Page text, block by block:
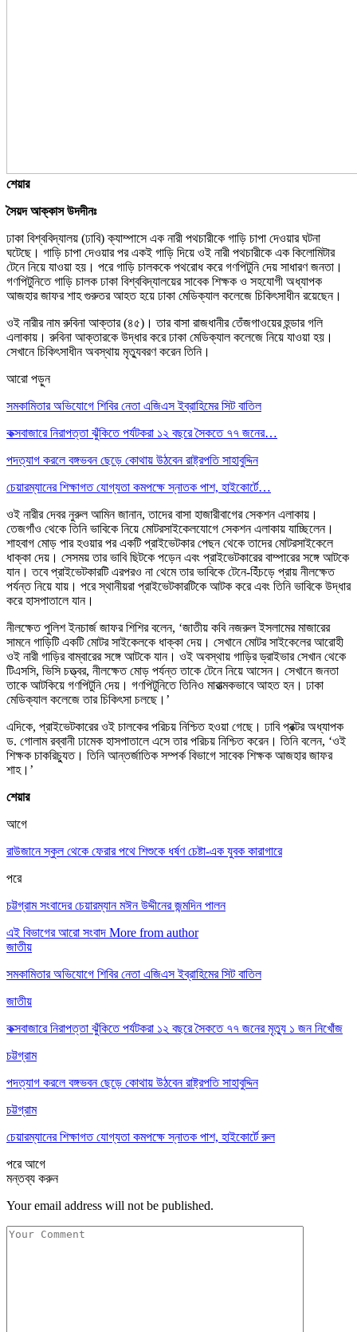
শেয়ার
সৈয়দ আক্কাস উদদীনঃ
ঢাকা বিশ্ববিদ্যালয় (ঢাবি) ক্যাম্পাসে এক নারী পথচারীকে গাড়ি চাপা দেওয়ার ঘটনা
ঘটেছে। গাড়ি চাপা দেওয়ার পর একই গাড়ি দিয়ে ওই নারী পথচারীকে এক কিলোমিটার
টেনে নিয়ে যাওয়া হয়। পরে গাড়ি চালককে পথরোধ করে গণপিটুনি দেয় সাধারণ জনতা।
গণপিটুনিতে গাড়ি চালক ঢাকা বিশ্ববিদ্যালয়ের সাবেক শিক্ষক ও সহযোগী অধ্যাপক
আজহার জাফর শাহ গুরুতর আহত হয়ে ঢাকা মেডিক্যাল কলেজে চিকিৎসাধীন রয়েছেন।
ওই নারীর নাম রুবিনা আক্তার (৪৫)। তার বাসা রাজধানীর তেঁজগাওয়ের হুন্ডার গলি
এলাকায়। রুবিনা আক্তারকে উদ্ধার করে ঢাকা মেডিক্যাল কলেজে নিয়ে যাওয়া হয়।
সেখানে চিকিৎসাধীন অবস্থায় মৃত্যুবরণ করেন তিনি।
আরো পড়ুন
সমকামিতার অভিযোগে শিবির নেতা এজিএস ইব্রাহিমের সিট বাতিল
কক্সবাজারে নিরাপত্তা ঝুঁকিতে পর্যটকরা ১২ বছরে সৈকতে ৭৭ জনের…
পদত্যাগ করলে বঙ্গভবন ছেড়ে কোথায় উঠবেন রাষ্ট্রপতি সাহাবুদ্দিন
চেয়ারম্যানের শিক্ষাগত যোগ্যতা কমপক্ষে স্নাতক পাশ, হাইকোর্টে…
ওই নারীর দেবর নুরুল আমিন জানান, তাদের বাসা হাজারীবাগের সেকশন এলাকায়।
তেজগাঁও থেকে তিনি ভাবিকে নিয়ে মোটরসাইকেলযোগে সেকশন এলাকায় যাচ্ছিলেন।
শাহবাগ মোড় পার হওয়ার পর একটি প্রাইভেটকার পেছন থেকে তাদের মোটরসাইকেলে
ধাক্কা দেয়। সেসময় তার ভাবি ছিটকে পড়েন এবং প্রাইভেটকারের বাম্পারের সঙ্গে আটকে
যান। তবে প্রাইভেটকারটি এরপরও না থেমে তার ভাবিকে টেনে-হিঁচড়ে প্রায় নীলক্ষেত
পর্যন্ত নিয়ে যায়। পরে স্থানীয়রা প্রাইভেটকারটিকে আটক করে এবং তিনি ভাবিকে উদ্ধার
করে হাসপাতালে যান।
নীলক্ষেত পুলিশ ইনচার্জ জাফর শিশির বলেন, ‘জাতীয় কবি নজরুল ইসলামের মাজারের
সামনে গাড়িটি একটি মোটর সাইকেলকে ধাক্কা দেয়। সেখানে মোটর সাইকেলের আরোহী
ওই নারী গাড়ির বাম্বারের সঙ্গে আটকে যান। ওই অবস্থায় গাড়ির ড্রাইভার সেখান থেকে
টিএসসি, ভিসি চত্ত্বর, নীলক্ষেত মোড় পর্যন্ত তাকে টেনে নিয়ে আসেন। সেখানে জনতা
তাকে আটকিয়ে গণপিটুনি দেয়। গণপিটুনিতে তিনিও মারাত্মকভাবে আহত হন। ঢাকা
মেডিক্যাল কলেজে তার চিকিৎসা চলছে।’
এদিকে, প্রাইভেটকারের ওই চালকের পরিচয় নিশ্চিত হওয়া গেছে। ঢাবি প্রক্টর অধ্যাপক
ড. গোলাম রব্বানী ঢামেক হাসপাতালে এসে তার পরিচয় নিশ্চিত করেন। তিনি বলেন, ‘ওই
শিক্ষক চাকরিচ্যুত। তিনি আন্তর্জাতিক সম্পর্ক বিভাগে সাবেক শিক্ষক আজহার জাফর
শাহ।’
শেয়ার
আগে
রাউজানে স্কুল থেকে ফেরার পথে শিশুকে ধর্ষণ চেষ্টা-এক যুবক কারাগারে
পরে
চট্টগ্রাম সংবাদের চেয়ারম্যান মঈন উদ্দীনের জন্মদিন পালন
এই বিভাগের আরো সংবাদ More from author
জাতীয়
সমকামিতার অভিযোগে শিবির নেতা এজিএস ইব্রাহিমের সিট বাতিল
জাতীয়
কক্সবাজারে নিরাপত্তা ঝুঁকিতে পর্যটকরা ১২ বছরে সৈকতে ৭৭ জনের মৃত্যু ১ জন নিখোঁজ
চট্টগ্রাম
পদত্যাগ করলে বঙ্গভবন ছেড়ে কোথায় উঠবেন রাষ্ট্রপতি সাহাবুদ্দিন
চট্টগ্রাম
চেয়ারম্যানের শিক্ষাগত যোগ্যতা কমপক্ষে স্নাতক পাশ, হাইকোর্টে রুল
পরেআগে
মন্তব্য করুন
Your email address will not be published.